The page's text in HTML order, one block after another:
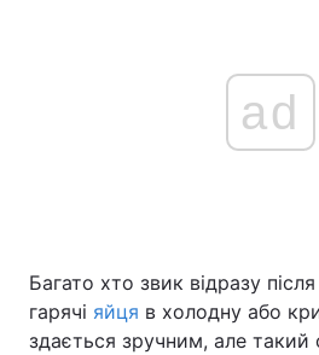
Україна
ad
Багато хто звик відразу
гарячі яйця в холодну або
здається зручним, але такий